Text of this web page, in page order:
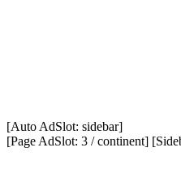
[Auto AdSlot: sidebar]
[Page AdSlot: 3 / continent]